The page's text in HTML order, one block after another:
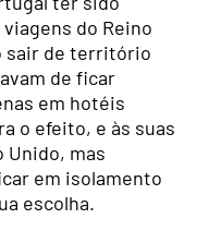
viagens do Reino
sair de território
de ficar
em hotéis
o efeito, e às suas
Unido, mas
em isolamento
escolha.